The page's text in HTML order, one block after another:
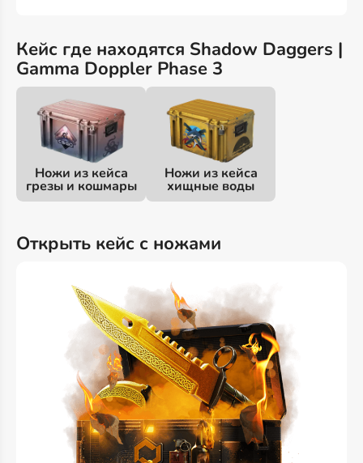
Кейс где находятся Shadow Daggers |
Gamma Doppler Phase 3
Ножи из кейса
грезы и кошмары
Ножи из кейса
хищные воды
Открыть кейс с ножами